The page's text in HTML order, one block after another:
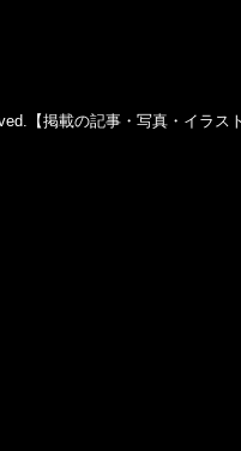
【掲載の記事・写真・イラス